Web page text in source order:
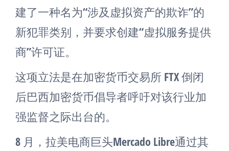
建了一种名为“涉及虚拟资产的欺诈”的
新犯罪类别，并要求创建“虚拟服务提供
商”许可证。
这项立法是在加密货币交易所 FTX 倒闭
后巴西加密货币倡导者呼吁对该行业加
强监督之际出台的。
8 月，拉美电商巨头Mercado Libre通过其